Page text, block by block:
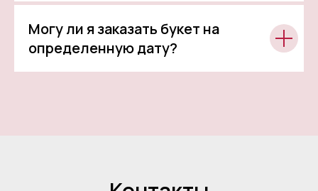
Могу ли я заказать букет на
определенную дату?